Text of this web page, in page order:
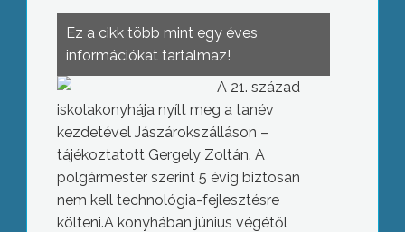
Ez a cikk több mint egy éves
információkat tartalmaz!
A 21. század
iskolakonyhája nyílt meg a tanév
kezdetével Jászárokszálláson –
tájékoztatott Gergely Zoltán. A
polgármester szerint 5 évig biztosan
nem kell technológia-fejlesztésre
költeni.A konyhában június végétől